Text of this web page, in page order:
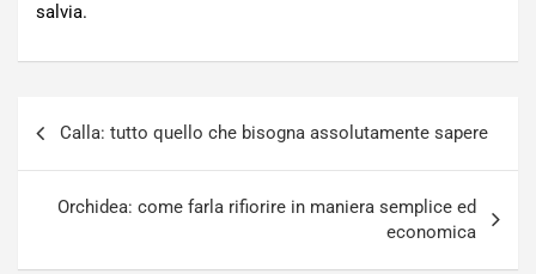
salvia.
Calla: tutto quello che bisogna assolutamente sapere
Orchidea: come farla rifiorire in maniera semplice ed
economica